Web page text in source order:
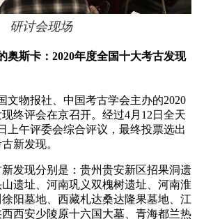
研讨会现场
奥斯卡：2020年度全国十大考古发现
文物报社、中国考古学会主办的2020
终评会在京召开。经过4月12日全天
上午评委会综合评议，最终投票选出
新发现。
发现分别是：贵州贵安新区招果洞遗
遗址、河南巩义双槐树遗址、河南淮
阳墓地、西藏札达桑达隆果墓地、江
西安少陵原十六国大墓、青海都兰热